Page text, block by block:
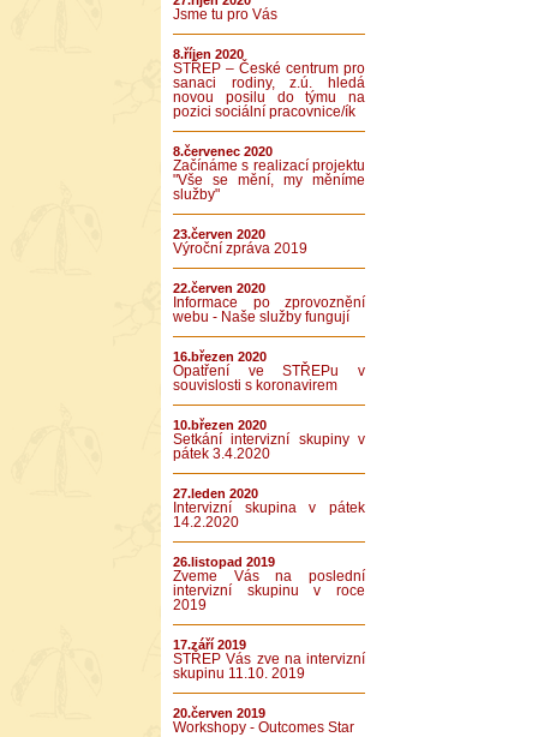
Jsme tu pro Vás
8.říjen 2020
STŘEP – České centrum pro
sanaci rodiny, z.ú. hledá
novou posilu do týmu na
pozici sociální pracovnice/ík
8.červenec 2020
Začínáme s realizací projektu
"Vše se mění, my měníme
služby"
23.červen 2020
Výroční zpráva 2019
22.červen 2020
Informace po zprovoznění
webu - Naše služby fungují
16.březen 2020
Opatření ve STŘEPu v
souvislosti s koronavirem
10.březen 2020
Setkání intervizní skupiny v
pátek 3.4.2020
27.leden 2020
Intervizní skupina v pátek
14.2.2020
26.listopad 2019
Zveme Vás na poslední
intervizní skupinu v roce
2019
17.září 2019
STŘEP Vás zve na intervizní
skupinu 11.10. 2019
20.červen 2019
Workshopy - Outcomes Star